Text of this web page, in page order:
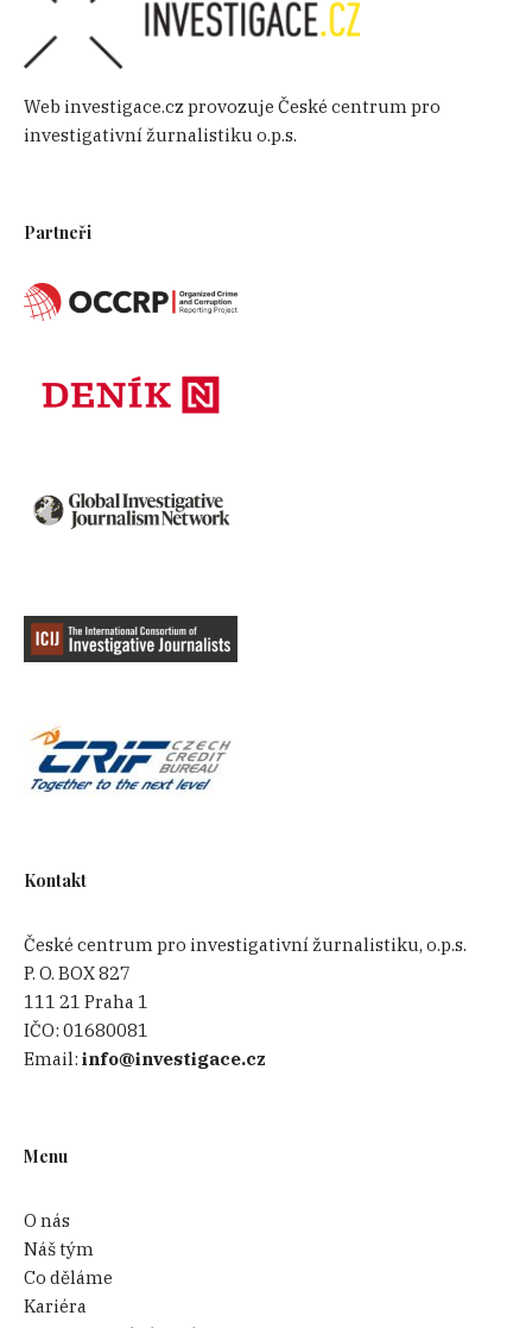
Web investigace.cz provozuje České centrum pro
investigativní žurnalistiku o.p.s.
Partneři
Kontakt
České centrum pro investigativní žurnalistiku, o.p.s.
P. O. BOX 827
111 21 Praha 1
IČO:01680081
Email:info@investigace.cz
Menu
O nás
Náš tým
Co děláme
Kariéra